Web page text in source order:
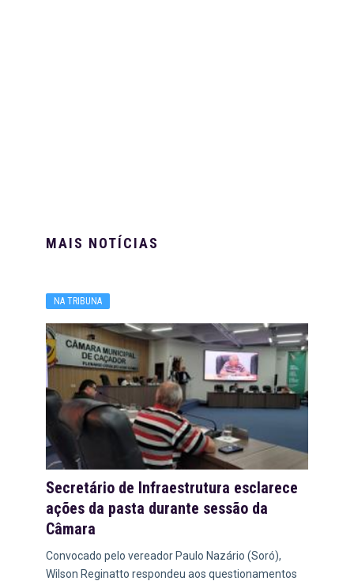
MAIS NOTÍCIAS
NA TRIBUNA
Secretário de Infraestrutura esclarece
ações da pasta durante sessão da
Câmara
Convocado pelo vereador Paulo Nazário (Soró),
Wilson Reginatto respondeu aos questionamentos